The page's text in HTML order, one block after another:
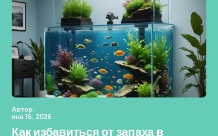
Автор:
янв 16, 2026
Как избавиться от запаха в